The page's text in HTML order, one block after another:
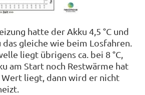
hatte der Akku 4,5 °C und
das gleiche wie beim Losfahren.
liegt übrigens ca. bei 8 °C,
am Start noch Restwärme hat
liegt, dann wird er nicht